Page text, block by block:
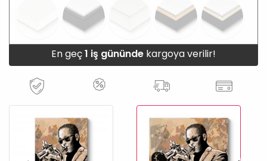
En geç1 iş gününde kargoya verilir!